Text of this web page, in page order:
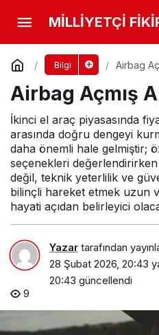
MİLLİYETÇİ
Bilgi Airbag
Airbag Açmış
İkinci el araç piyasasında
arasında doğru dengeyi
daha önemli hale gelmiştir;
seçenekleri değerlendirirken
değil, teknik yeterlilik ve
bilinçli hareket etmek uzun
hayati açıdan belirleyici
Yazar tarafından
28 Şubat 2026, 20:43
20:43 güncellendi
9
Airbag Açmış Araç
Yorum Yap